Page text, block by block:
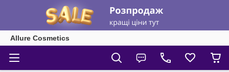
Allure Cosmetics